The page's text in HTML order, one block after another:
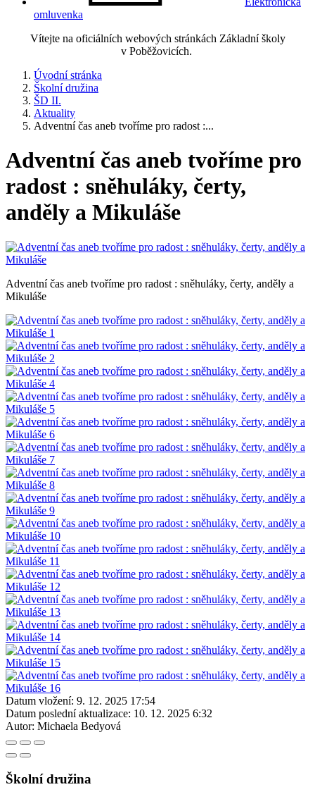
omluvenka
Vítejte na oficiálních webových stránkách Základní školy
v Poběžovicích.
Úvodní stránka
Školní družina
ŠD II.
Aktuality
Adventní čas aneb tvoříme pro radost :...
Adventní čas aneb tvoříme pro
radost : sněhuláky, čerty,
anděly a Mikuláše
Adventní čas aneb tvoříme pro radost : sněhuláky, čerty, anděly a
Mikuláše
Datum vložení: 9. 12. 2025 17:54
Datum poslední aktualizace: 10. 12. 2025 6:32
Autor: Michaela Bedyová
Školní družina